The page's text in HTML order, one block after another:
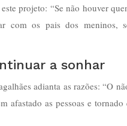
projeto: “Se não houver
com os pais dos meninos,
a sonhar
adianta as razões: “O
afastado as pessoas e